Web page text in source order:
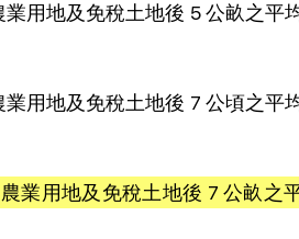
用地及免稅土地後 5 公畝之平
用地及免稅土地後 7 公頃之平
業用地及免稅土地後 7 公畝之